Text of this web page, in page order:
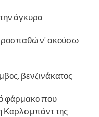
άγκυρα
ν’ ακούσω –
βενζινάκατος
φάρμακο που
Καρλσμπάντ της